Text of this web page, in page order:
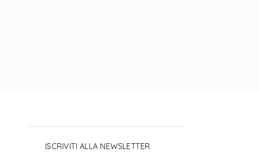
ISCRIVITI ALLA NEWSLETTER